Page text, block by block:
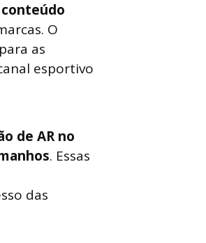
O
as
esportivo
de AR no
. Essas
das